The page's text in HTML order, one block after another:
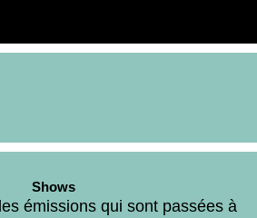
Shows
émissions qui sont passées à